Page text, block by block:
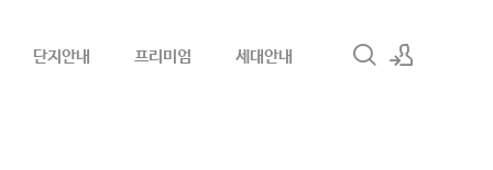
단지안내 프리미엄 세대안내